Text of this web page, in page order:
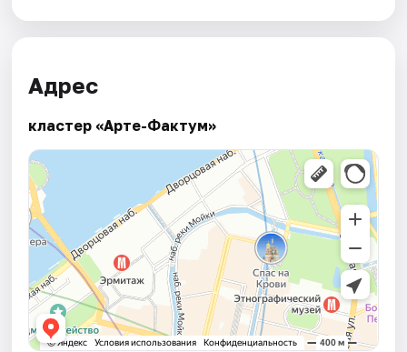
Адрес
кластер «Арте-Фактум»